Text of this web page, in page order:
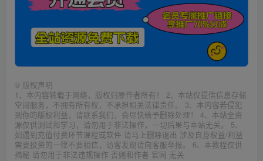
© 版权声明
1、本内容转载于网络，版权归原作者所有！ 2、本站仅提供信息存储
空间服务，不拥有所有权，不承担相关法律责任。 3、本内容若侵犯
到你的版权利益，请联系我们，会尽快给予删除处理！ 4、本站全资
源仅供测试和学习，请勿用于非法操作，一切后果与本站无关。 5、
如遇到充值付费环节课程或软件 请马上删除退出 涉及自身权益/利益
需要投资的一律不要相信，访客发现请向客服举报。 6、本教程仅供
揭秘 请勿用于非法违规操作 否则和作者 官网 无关